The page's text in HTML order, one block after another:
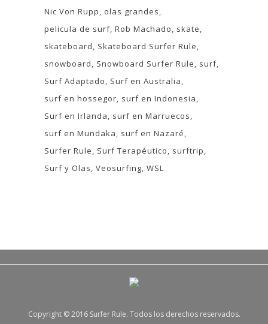
Nic Von Rupp
olas grandes
pelicula de surf Rob Machado
skate
skateboard
Skateboard Surfer Rule
snowboard
Snowboard Surfer Rule
surf
Surf Adaptado
Surf en Australia
surf en hossegor surf en Indonesia
Surf en Irlanda
surf en Marruecos
surf en Mundaka
surf en Nazaré
Surfer Rule
Surf Terapéutico
surftrip
Surf y Olas Veosurfing WSL
Copyright © 2016 Surfer Rule. Todos los derechos reservados.